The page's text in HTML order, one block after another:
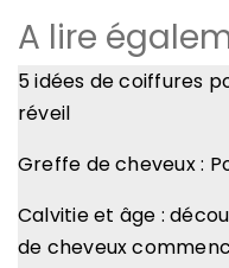
A lire
5 idées de coiffures
réveil
Greffe de cheveux :
Calvitie et âge :
de cheveux